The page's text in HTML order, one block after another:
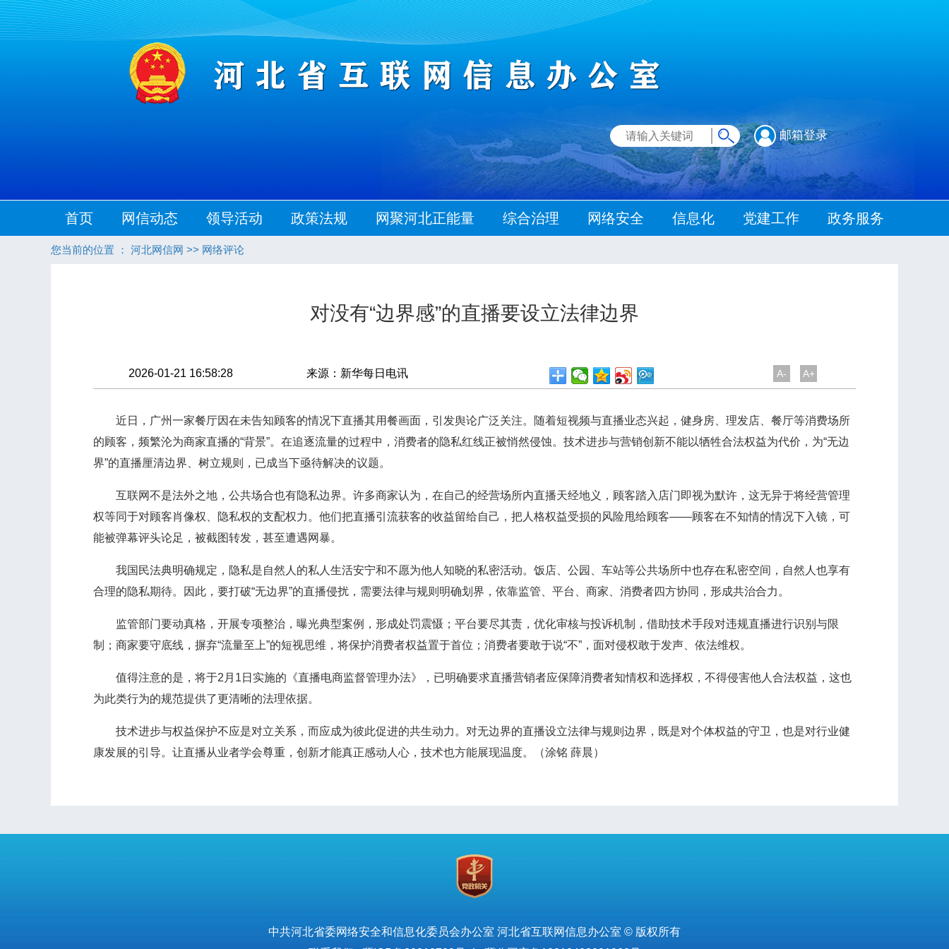
邮箱登录
首页 网信动态 领导活动 政策法规 网聚河北正能量 综合治理 网络安全 信息化 党建工作 政务服务
您当前的位置 ： 河北网信网 >> 网络评论
对没有“边界感”的直播要设立法律边界
2026-01-21 16:58:28 来源：新华每日电讯 A- A+
近日，广州一家餐厅因在未告知顾客的情况下直播其用餐画面，引发舆论广泛关注。随着短视频与直播业态兴起，健身房、理发店、餐厅等消费场所
的顾客，频繁沦为商家直播的“背景”。在追逐流量的过程中，消费者的隐私红线正被悄然侵蚀。技术进步与营销创新不能以牺牲合法权益为代价，为“无边
界”的直播厘清边界、树立规则，已成当下亟待解决的议题。
互联网不是法外之地，公共场合也有隐私边界。许多商家认为，在自己的经营场所内直播天经地义，顾客踏入店门即视为默许，这无异于将经营管理
权等同于对顾客肖像权、隐私权的支配权力。他们把直播引流获客的收益留给自己，把人格权益受损的风险甩给顾客——顾客在不知情的情况下入镜，可
能被弹幕评头论足，被截图转发，甚至遭遇网暴。
我国民法典明确规定，隐私是自然人的私人生活安宁和不愿为他人知晓的私密活动。饭店、公园、车站等公共场所中也存在私密空间，自然人也享有
合理的隐私期待。因此，要打破“无边界”的直播侵扰，需要法律与规则明确划界，依靠监管、平台、商家、消费者四方协同，形成共治合力。
监管部门要动真格，开展专项整治，曝光典型案例，形成处罚震慑；平台要尽其责，优化审核与投诉机制，借助技术手段对违规直播进行识别与限
制；商家要守底线，摒弃“流量至上”的短视思维，将保护消费者权益置于首位；消费者要敢于说“不”，面对侵权敢于发声、依法维权。
值得注意的是，将于2月1日实施的《直播电商监督管理办法》，已明确要求直播营销者应保障消费者知情权和选择权，不得侵害他人合法权益，这也
为此类行为的规范提供了更清晰的法理依据。
技术进步与权益保护不应是对立关系，而应成为彼此促进的共生动力。对无边界的直播设立法律与规则边界，既是对个体权益的守卫，也是对行业健
康发展的引导。让直播从业者学会尊重，创新才能真正感动人心，技术也方能展现温度。（涂铭 薛晨）
中共河北省委网络安全和信息化委员会办公室 河北省互联网信息办公室 © 版权所有